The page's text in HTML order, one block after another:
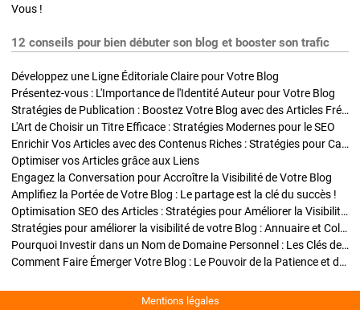
Vous !
12 conseils pour bien débuter son blog et booster son trafic
Développez une Ligne Éditoriale Claire pour Votre Blog
Présentez-vous : L'Importance de l'Identité Auteur pour Votre Blog
Stratégies de Publication : Boostez Votre Blog avec des Articles Fréquents et Exclusifs
L'Art de Choisir un Titre Efficace : Stratégies Modernes pour le SEO
Enrichir Vos Articles avec des Contenus Riches : Stratégies pour Captiver et Optimiser
Optimiser vos Articles grâce aux Liens
Engagez la Conversation pour Accroître la Visibilité de Votre Blog
Amplifiez la Portée de Votre Blog : Le partage est la clé du succès !
Optimisation SEO des Articles : Stratégies pour Améliorer la Visibilité de Votre Blog
Stratégies pour améliorer la visibilité de votre Blog : Annuaire et Collaborations
Pourquoi Investir dans un Nom de Domaine Personnel : Les Clés de la Réussite de Votre Blog
Comment Faire Émerger Votre Blog : Le Pouvoir de la Patience et de la Persévérance
Mentions légales